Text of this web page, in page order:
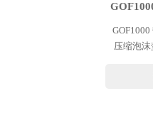
压缩泡沫
合成石墨